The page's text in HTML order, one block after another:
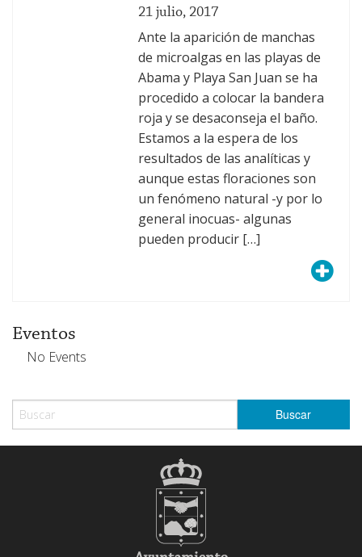
21 julio, 2017
Ante la aparición de manchas
de microalgas en las playas de
Abama y Playa San Juan se ha
procedido a colocar la bandera
roja y se desaconseja el baño.
Estamos a la espera de los
resultados de las analíticas y
aunque estas floraciones son
un fenómeno natural -y por lo
general inocuas- algunas
pueden producir […]
Eventos
No Events